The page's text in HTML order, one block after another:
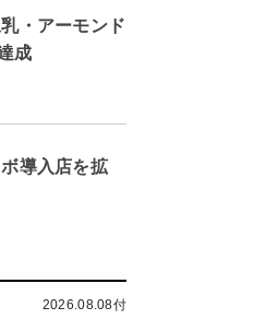
・アーモンド
成
導入店を拡
2026.08.08付